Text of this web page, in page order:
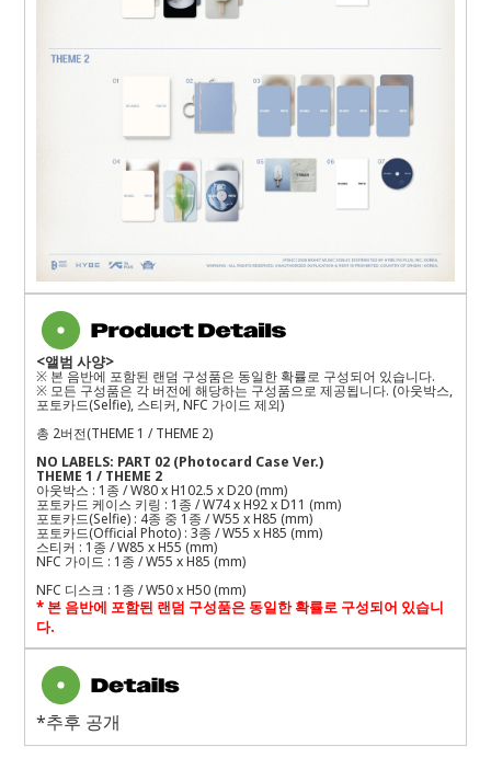
<앨범 사양>
※ 본 음반에 포함된 랜덤 구성품은 동일한 확률로 구성되어 있습니다.
※ 모든 구성품은 각 버전에 해당하는 구성품으로 제공됩니다. (아웃박스,
포토카드(Selfie), 스티커, NFC 가이드 제외)
총 2버전(THEME 1 / THEME 2)
NO LABELS: PART 02 (Photocard Case Ver.)
THEME 1 / THEME 2
아웃박스 : 1 종 / W80 x H102.5 x D20 (mm)
포토카드 케이스 키링 : 1 종 / W74 x H92 x D11 (mm)
포토카드(Selfie) : 4종 중 1 종 / W55 x H85 (mm)
포토카드(Official Photo) : 3종 / W55 x H85 (mm)
스티커 : 1 종 / W85 x H55 (mm)
NFC 가이드 : 1 종 / W55 x H85 (mm)
NFC 디스크 : 1 종 / W50 x H50 (mm)
* 본 음반에 포함된 랜덤 구성품은 동일한 확률로 구성되어 있습니
다.
*추후 공개